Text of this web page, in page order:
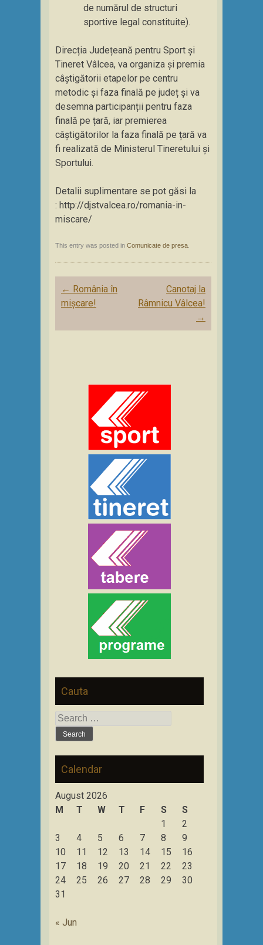
de numărul de structuri
sportive legal constituite).
Direcția Județeană pentru Sport și
Tineret Vâlcea, va organiza și premia
câștigătorii etapelor pe centru
metodic și faza finală pe județ și va
desemna participanții pentru faza
finală pe țară, iar premierea
câștigătorilor la faza finală pe țară va
fi realizată de Ministerul Tineretului și
Sportului.
Detalii suplimentare se pot găsi la
: http://djstvalcea.ro/romania-in-
miscare/
This entry was posted in Comunicate de presa
Post
navigation
← România în
mișcare!
Canotaj la
Râmnicu Vâlcea!
→
Cauta
Search
for:
Calendar
August 2026
M
T W T F S
S
1
2
3
4 5 6 7 8
9
10
11 12 13 14 15
16
17
18 19 20 21 22
23
24
25 26 27 28 29
30
31
« Jun